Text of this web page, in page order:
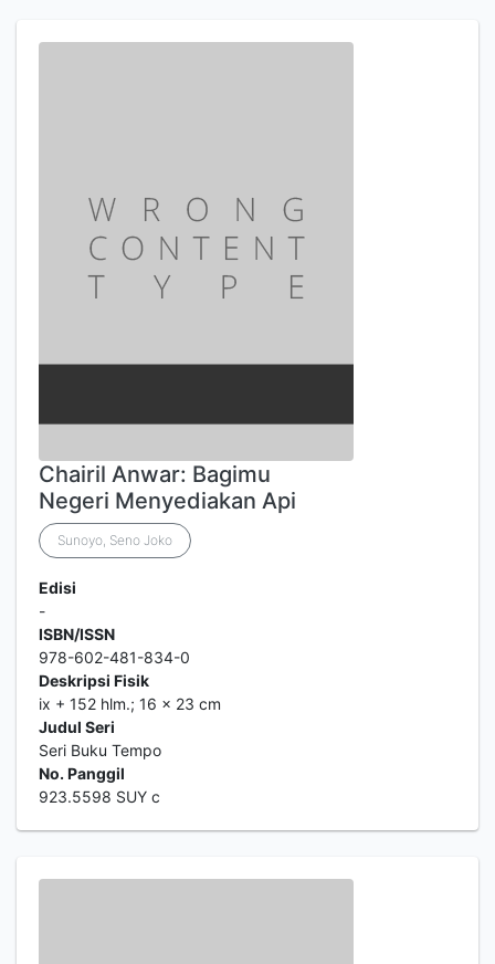
Chairil Anwar: Bagimu
Negeri Menyediakan Api
Sunoyo, Seno Joko
Edisi
-
ISBN/ISSN
978-602-481-834-0
Deskripsi Fisik
ix + 152 hlm.; 16 x 23 cm
Judul Seri
Seri Buku Tempo
No. Panggil
923.5598 SUY c